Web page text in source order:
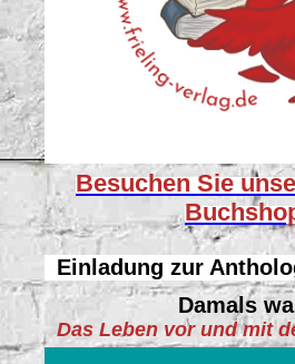
Besuchen Sie
Einladung zur
Damals
Das Leben vor und mit